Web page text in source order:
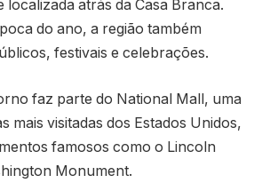
localizada atrás da Casa Branca.
do ano, a região também
festivais e celebrações.
faz parte do National Mall, uma
mais visitadas dos Estados Unidos,
famosos como o Lincoln
Monument.